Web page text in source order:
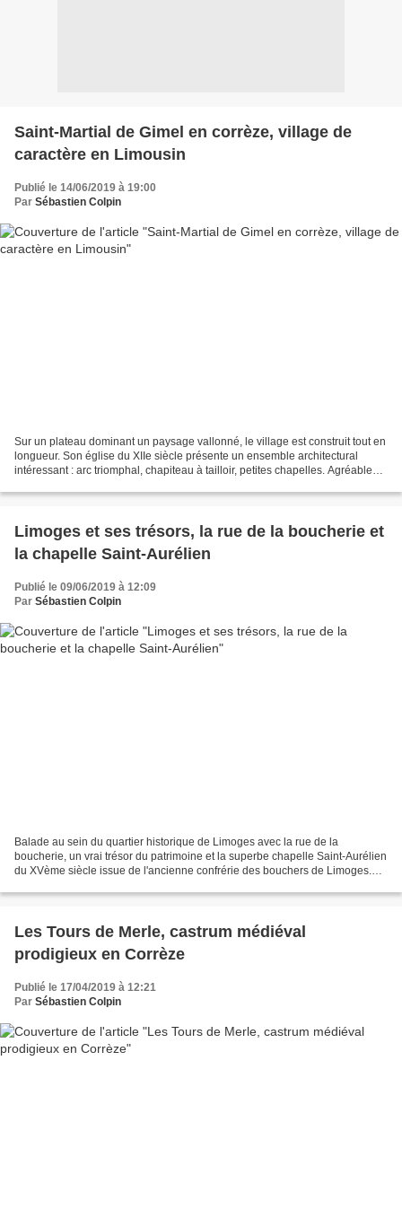
Saint-Martial de Gimel en corrèze, village de
caractère en Limousin
Publié le 14/06/2019 à 19:00
Par Sébastien Colpin
Sur un plateau dominant un paysage vallonné, le village est construit tout en
longueur. Son église du XIIe siècle présente un ensemble architectural
intéressant : arc triomphal, chapiteau à tailloir, petites chapelles. Agréable
Limoges et ses trésors, la rue de la boucherie et
la chapelle Saint-Aurélien
Publié le 09/06/2019 à 12:09
Par Sébastien Colpin
Balade au sein du quartier historique de Limoges avec la rue de la
boucherie, un vrai trésor du patrimoine et la superbe chapelle Saint-Aurélien
du XVème siècle issue de l'ancienne confrérie des bouchers de Limoges.
Les Tours de Merle, castrum médiéval
prodigieux en Corrèze
Publié le 17/04/2019 à 12:21
Par Sébastien Colpin